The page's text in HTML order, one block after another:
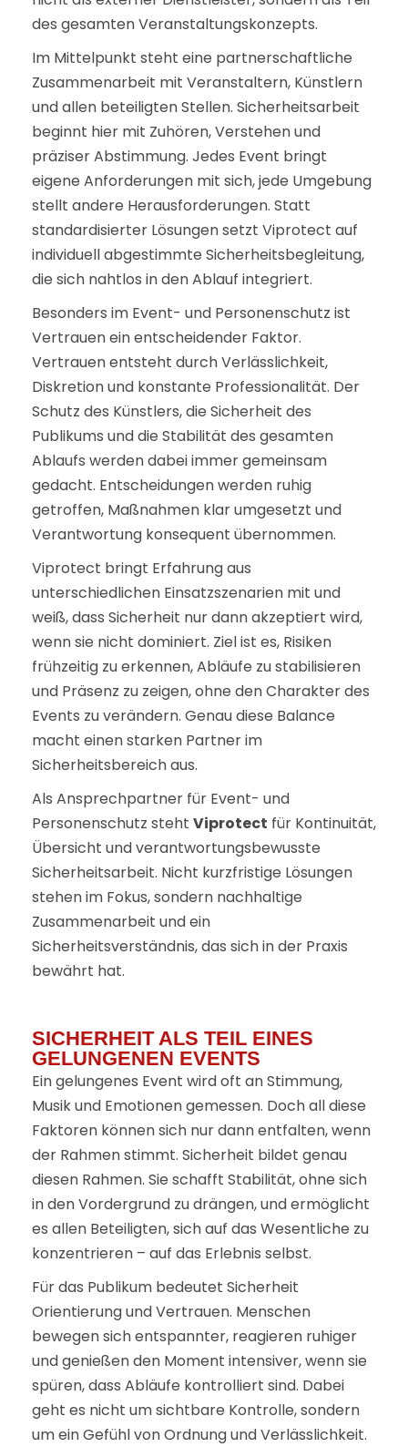
des gesamten Veranstaltungskonzepts.
Im Mittelpunkt steht eine partnerschaftliche
Zusammenarbeit mit Veranstaltern, Künstlern
und allen beteiligten Stellen. Sicherheitsarbeit
beginnt hier mit Zuhören, Verstehen und
präziser Abstimmung. Jedes Event bringt
eigene Anforderungen mit sich, jede Umgebung
stellt andere Herausforderungen. Statt
standardisierter Lösungen setzt Viprotect auf
individuell abgestimmte Sicherheitsbegleitung,
die sich nahtlos in den Ablauf integriert.
Besonders im Event- und Personenschutz ist
Vertrauen ein entscheidender Faktor.
Vertrauen entsteht durch Verlässlichkeit,
Diskretion und konstante Professionalität. Der
Schutz des Künstlers, die Sicherheit des
Publikums und die Stabilität des gesamten
Ablaufs werden dabei immer gemeinsam
gedacht. Entscheidungen werden ruhig
getroffen, Maßnahmen klar umgesetzt und
Verantwortung konsequent übernommen.
Viprotect bringt Erfahrung aus
unterschiedlichen Einsatzszenarien mit und
weiß, dass Sicherheit nur dann akzeptiert wird,
wenn sie nicht dominiert. Ziel ist es, Risiken
frühzeitig zu erkennen, Abläufe zu stabilisieren
und Präsenz zu zeigen, ohne den Charakter des
Events zu verändern. Genau diese Balance
macht einen starken Partner im
Sicherheitsbereich aus.
Als Ansprechpartner für Event- und
Personenschutz steht Viprotect für Kontinuität,
Übersicht und verantwortungsbewusste
Sicherheitsarbeit. Nicht kurzfristige Lösungen
stehen im Fokus, sondern nachhaltige
Zusammenarbeit und ein
Sicherheitsverständnis, das sich in der Praxis
bewährt hat.
SICHERHEIT ALS TEIL EINES
GELUNGENEN EVENTS
Ein gelungenes Event wird oft an Stimmung,
Musik und Emotionen gemessen. Doch all diese
Faktoren können sich nur dann entfalten, wenn
der Rahmen stimmt. Sicherheit bildet genau
diesen Rahmen. Sie schafft Stabilität, ohne sich
in den Vordergrund zu drängen, und ermöglicht
es allen Beteiligten, sich auf das Wesentliche zu
konzentrieren – auf das Erlebnis selbst.
Für das Publikum bedeutet Sicherheit
Orientierung und Vertrauen. Menschen
bewegen sich entspannter, reagieren ruhiger
und genießen den Moment intensiver, wenn sie
spüren, dass Abläufe kontrolliert sind. Dabei
geht es nicht um sichtbare Kontrolle, sondern
um ein Gefühl von Ordnung und Verlässlichkeit.